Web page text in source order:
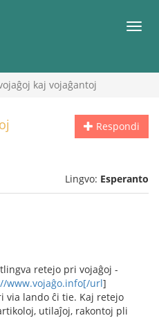
kaj vojaĝantoj
Respondi
Lingvo: Esperanto
retejo pri vojaĝoj -
www.vojaĝo.info[/url]
via lando ĉi tie. Kaj retejo
utilaĵoj, rakontoj pli